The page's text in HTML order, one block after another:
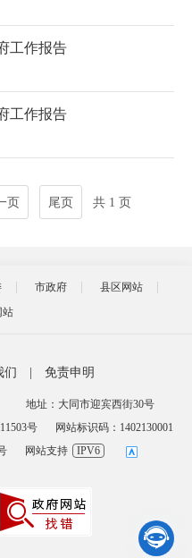

工作报告
工作报告
页 尾页 共 1 页
市政府
县区网站
站
们 免责申明
地址：大同市迎宾西街30号
号
网站标识码：1402130001
网站支持 IPV6